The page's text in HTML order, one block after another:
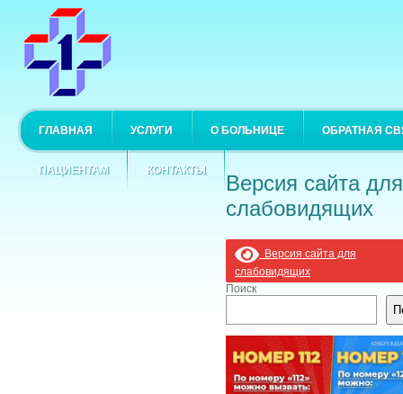
ГЛАВНАЯ УСЛУГИ О БОЛЬНИЦЕ ОБРАТНАЯ
ПАЦИЕНТАМ КОНТАКТЫ
Версия сайта для
слабовидящих
Версия сайта для
слабовидящих
Поиск